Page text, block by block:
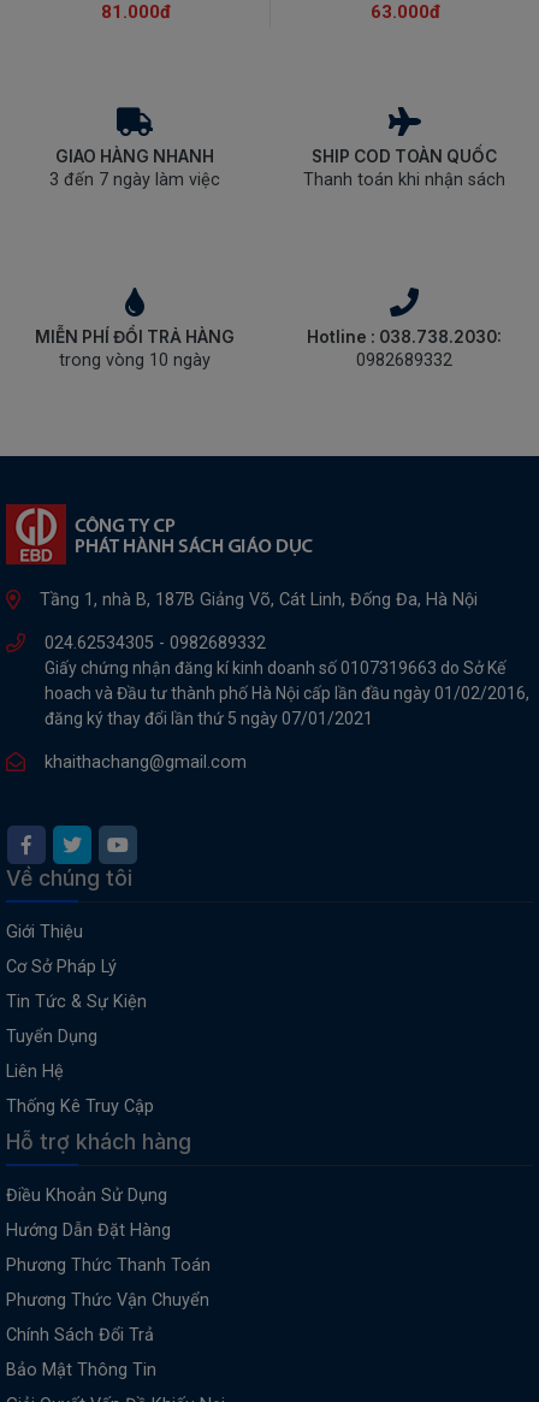
81.000đ 63.000đ
GIAO HÀNG NHANH
3 đến 7 ngày làm việc
SHIP COD TOÀN QUỐC
Thanh toán khi nhận sách
MIỄN PHÍ ĐỔI TRẢ HÀNG
trong vòng 10 ngày
Hotline : 038.738.2030:
0982689332
Tầng 1, nhà B, 187B Giảng Võ, Cát Linh, Đống Đa, Hà Nội
024.62534305 - 0982689332
Giấy chứng nhận đăng kí kinh doanh số 0107319663 do Sở Kế
hoach và Đầu tư thành phố Hà Nội cấp lần đầu ngày 01/02/2016,
đăng ký thay đổi lần thứ 5 ngày 07/01/2021
khaithachang@gmail.com
Về chúng tôi
Giới Thiệu
Cơ Sở Pháp Lý
Tin Tức & Sự Kiện
Tuyển Dụng
Liên Hệ
Thống Kê Truy Cập
Hỗ trợ khách hàng
Điều Khoản Sử Dụng
Hướng Dẫn Đặt Hàng
Phương Thức Thanh Toán
Phương Thức Vận Chuyển
Chính Sách Đổi Trả
Bảo Mật Thông Tin